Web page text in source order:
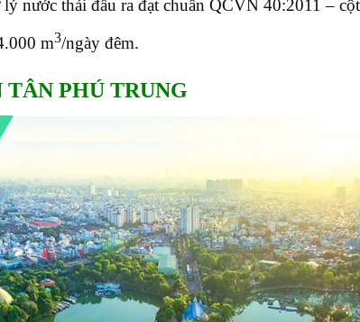
nước thải đầu ra đạt chuẩn QCVN 40:2011 –
m3/ngày đêm.
PHÚ TRUNG